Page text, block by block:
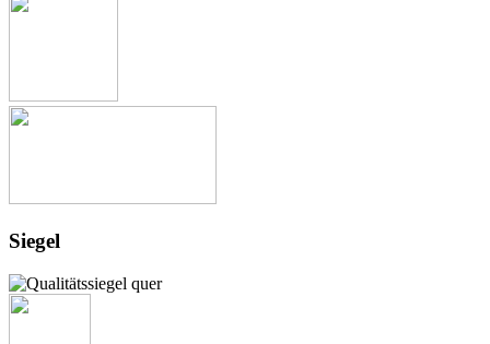
Siegel